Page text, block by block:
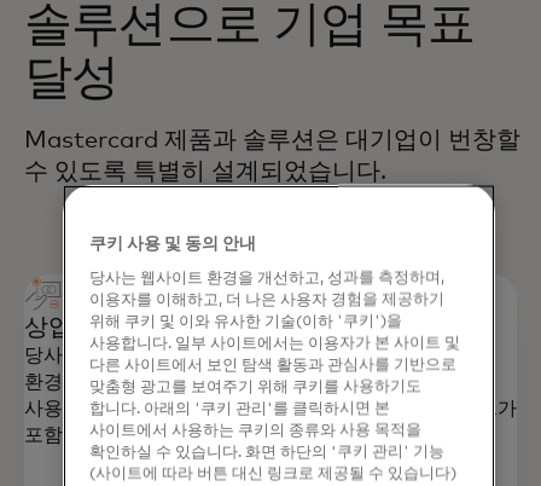
솔루션으로 기업 목표
달성
Mastercard 제품과 솔루션은 대기업이 번창할
수 있도록 특별히 설계되었습니다.
상업용 카드
당사의 상업용 솔루션은 물리적, 모바일 또는 가상
환경에서 지출을 제어하고 조정을 개선하는 데
사용됩니다. 제품에는 T&E 카드, 구매 카드 및 플릿 카드가
포함됩니다.
쿠키 사용 및 동의 안내
당사는 웹사이트 환경을 개선하고, 성과를 측정하며,
이용자를 이해하고, 더 나은 사용자 경험을 제공하기
위해 쿠키 및 이와 유사한 기술(이하 '쿠키')을
사용합니다. 일부 사이트에서는 이용자가 본 사이트 및
다른 사이트에서 보인 탐색 활동과 관심사를 기반으로
맞춤형 광고를 보여주기 위해 쿠키를 사용하기도
합니다. 아래의 '쿠키 관리'를 클릭하시면 본
사이트에서 사용하는 쿠키의 종류와 사용 목적을
확인하실 수 있습니다. 화면 하단의 '쿠키 관리' 기능
(사이트에 따라 버튼 대신 링크로 제공될 수 있습니다)